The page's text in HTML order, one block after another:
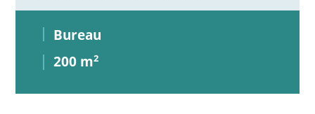
Bureau
200 m2